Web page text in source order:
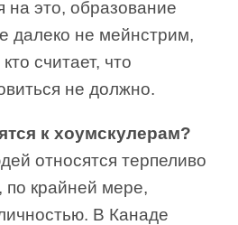
на это, образование
далеко не мейнстрим,
считает, что
не должно.
к хоумскулерам?
относятся терпеливо
крайней мере,
В Канаде